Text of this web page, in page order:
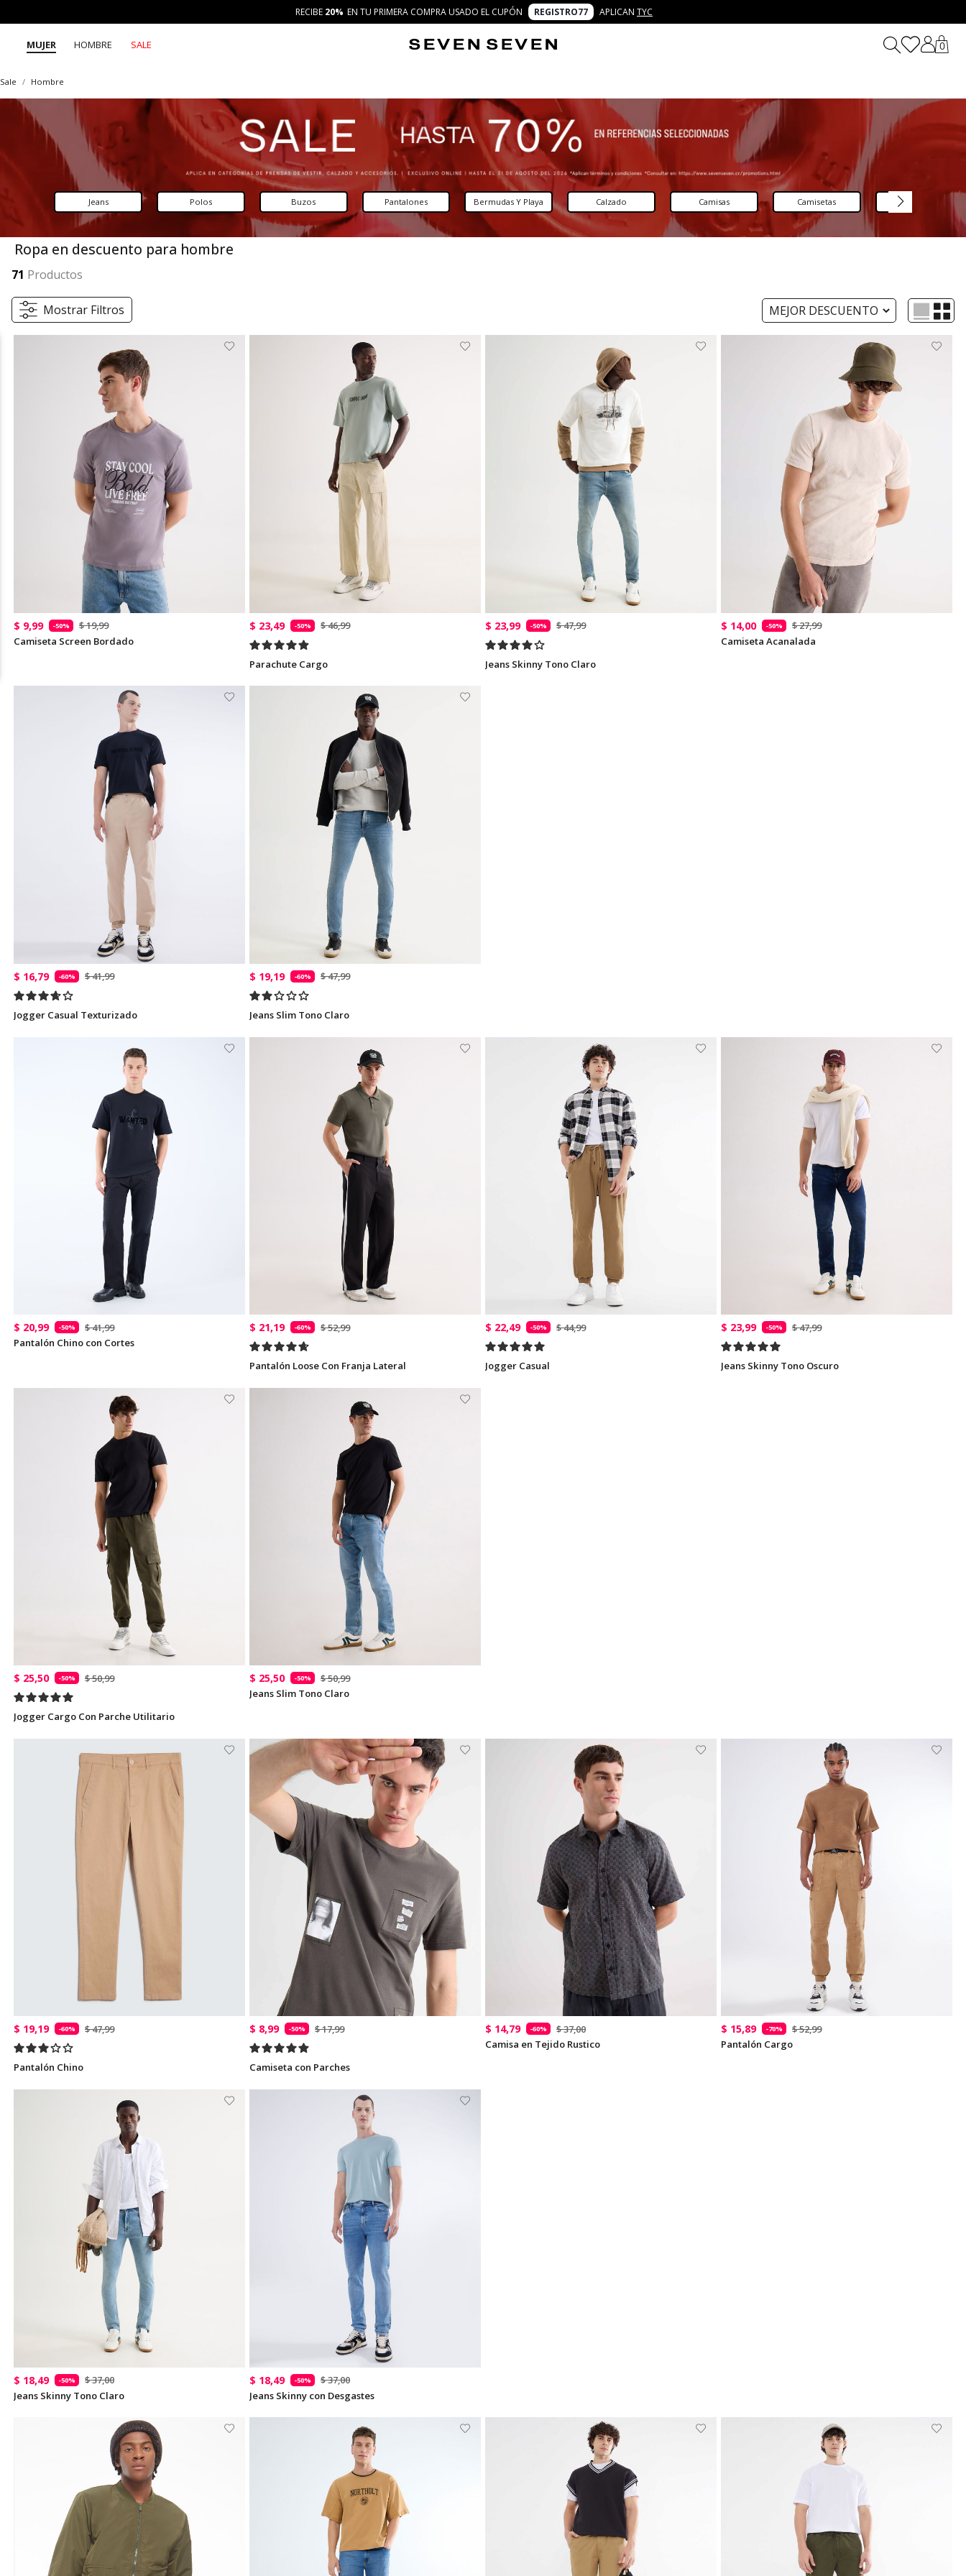
RECIBE 20% EN TU PRIMERA COMPRA USADO EL CUPÓN REGISTRO77 APLICAN TYC
MUJER HOMBRE SALE 0
Sale Hombre
Jeans Polos Buzos Pantalones Bermudas Y Playa Calzado Camisas Camisetas Chaquetas
Ropa en descuento para hombre
71 Productos
Mostrar Filtros
$ 9,99 -50%
$ 19,99
Camiseta Screen Bordado
$ 23,49 -50% $ 46,99
Parachute Cargo
$ 23,99 -50% $ 47,99
Jeans Skinny Tono Claro
$ 14,00 -50%
$ 27,99
Camiseta Acanalada
$ 16,79 -60% $ 41,99
Jogger Casual Texturizado
$ 19,19 -60% $ 47,99
Jeans Slim Tono Claro
$ 20,99 -50%
$ 41,99
Pantalón Chino con Cortes
$ 21,19 -60% $ 52,99
Pantalón Loose Con Franja Lateral
$ 22,49 -50% $ 44,99
Jogger Casual
$ 23,99 -50% $ 47,99
Jeans Skinny Tono Oscuro
$ 25,50 -50% $ 50,99
Jogger Cargo Con Parche Utilitario
$ 25,50 -50%
$ 50,99
Jeans Slim Tono Claro
$ 19,19 -60% $ 47,99
Pantalón Chino
$ 8,99 -50% $ 17,99
Camiseta con Parches
$ 14,79 -60%
$ 37,00
Camisa en Tejido Rustico
$ 15,89 -70%
$ 52,99
Pantalón Cargo
$ 18,49 -50%
$ 37,00
Jeans Skinny Tono Claro
$ 18,49 -50%
$ 37,00
Jeans Skinny con Desgastes